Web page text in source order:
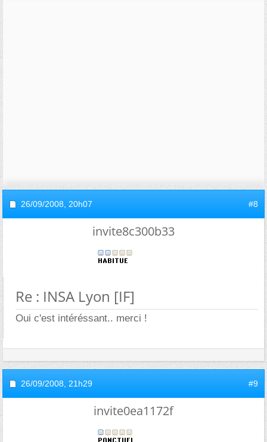
26/09/2008, 20h07 #8
invite8c300b33
Re : INSA Lyon [IF]
Oui c'est intéréssant.. merci !
26/09/2008, 21h29 #9
invite0ea1172f